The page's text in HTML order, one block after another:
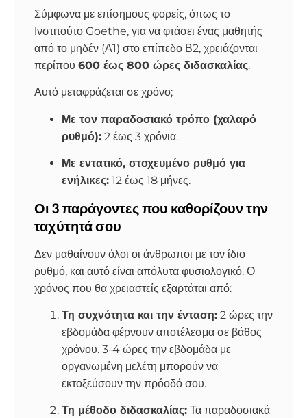
Σύμφωνα με επίσημους φορείς, όπως το
Ινστιτούτο Goethe, για να φτάσει ένας μαθητής
από το μηδέν (Α1) στο επίπεδο Β2, χρειάζονται
περίπου 600 έως 800 ώρες διδασκαλίας.
Αυτό μεταφράζεται σε χρόνο;
Με τον παραδοσιακό τρόπο (χαλαρό
ρυθμό): 2 έως 3 χρόνια.
Με εντατικό, στοχευμένο ρυθμό για
ενήλικες: 12 έως 18 μήνες.
Οι 3 παράγοντες που καθορίζουν την
ταχύτητά σου
Δεν μαθαίνουν όλοι οι άνθρωποι με τον ίδιο
ρυθμό, και αυτό είναι απόλυτα φυσιολογικό. Ο
χρόνος που θα χρειαστείς εξαρτάται από:
Τη συχνότητα και την ένταση: 2 ώρες την
εβδομάδα φέρνουν αποτέλεσμα σε βάθος
χρόνου. 3-4 ώρες την εβδομάδα με
οργανωμένη μελέτη μπορούν να
εκτοξεύσουν την πρόοδό σου.
Τη μέθοδο διδασκαλίας: Τα παραδοσιακά